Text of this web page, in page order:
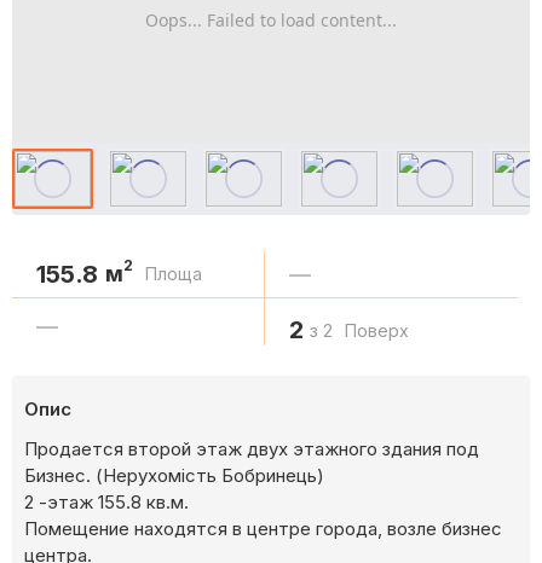
Oops... Failed to load content...
155.8 м2 Площа —
— 2 з 2 Поверх
Опис
Продается второй этаж двух этажного здания под
Бизнес. (Нерухомість Бобринець)
2 -этаж 155.8 кв.м.
Помещение находятся в центре города, возле бизнес
центра.